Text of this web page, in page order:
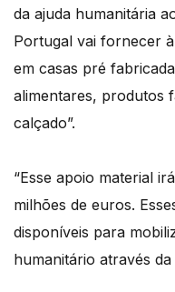
da ajuda humanitária
Portugal vai fornecer
em casas pré
alimentares, produtos
calçado”.
“Esse apoio material
milhões de euros.
disponíveis para
humanitário através